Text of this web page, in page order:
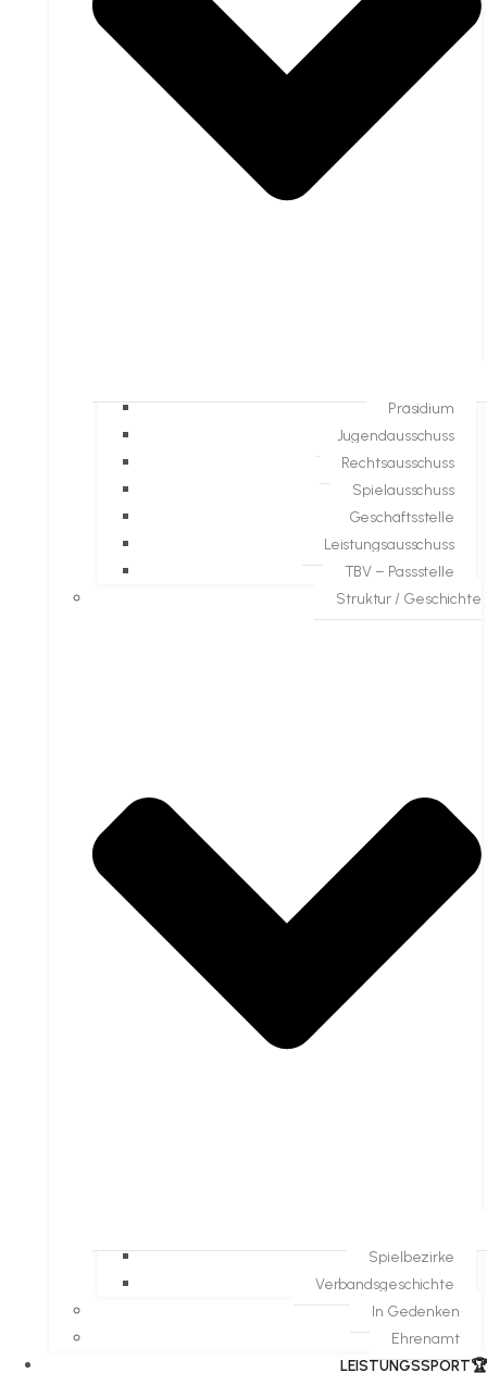
Präsidium
Jugendausschuss
Rechtsausschuss
Spielausschuss
Geschäftsstelle
Leistungsausschuss
TBV – Passstelle
Struktur / Geschichte
Spielbezirke
Verbandsgeschichte
In Gedenken
Ehrenamt
​LEISTUNGSSPORT🏆